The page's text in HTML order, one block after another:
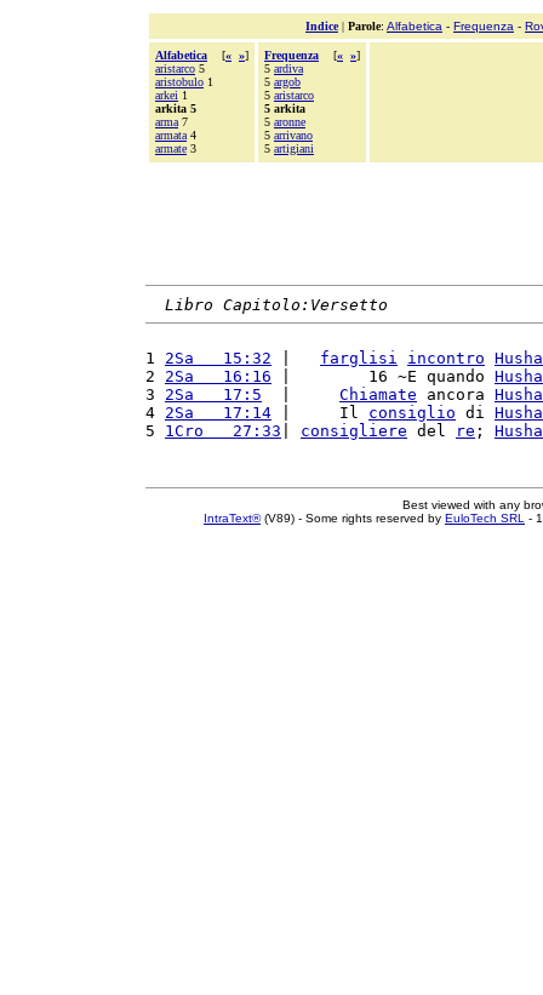
Indice| Parole: Alfabetica - Frequenza -
Alfabetica [« »]
aristarco 5
aristobulo 1
arkei 1
arkita 5
arma 7
armata 4
armate 3
Frequenza [« »]
5 ardiva
5 argob
5 aristarco
5 arkita
5 aronne
5 arrivano
5 artigiani
Libro Capitolo:Versetto
1 2Sa   15:32 farglisi incontro
2 2Sa   16:16 |        16 ~E quando
3 2Sa   17:5 Chiamate ancora
4 2Sa   17:14 |     Il consiglio di
5 1Cro   27:33 consigliere del re ;
Best viewed with any
IntraText®(V89) - Some rights reserved by EuloTech SRL -